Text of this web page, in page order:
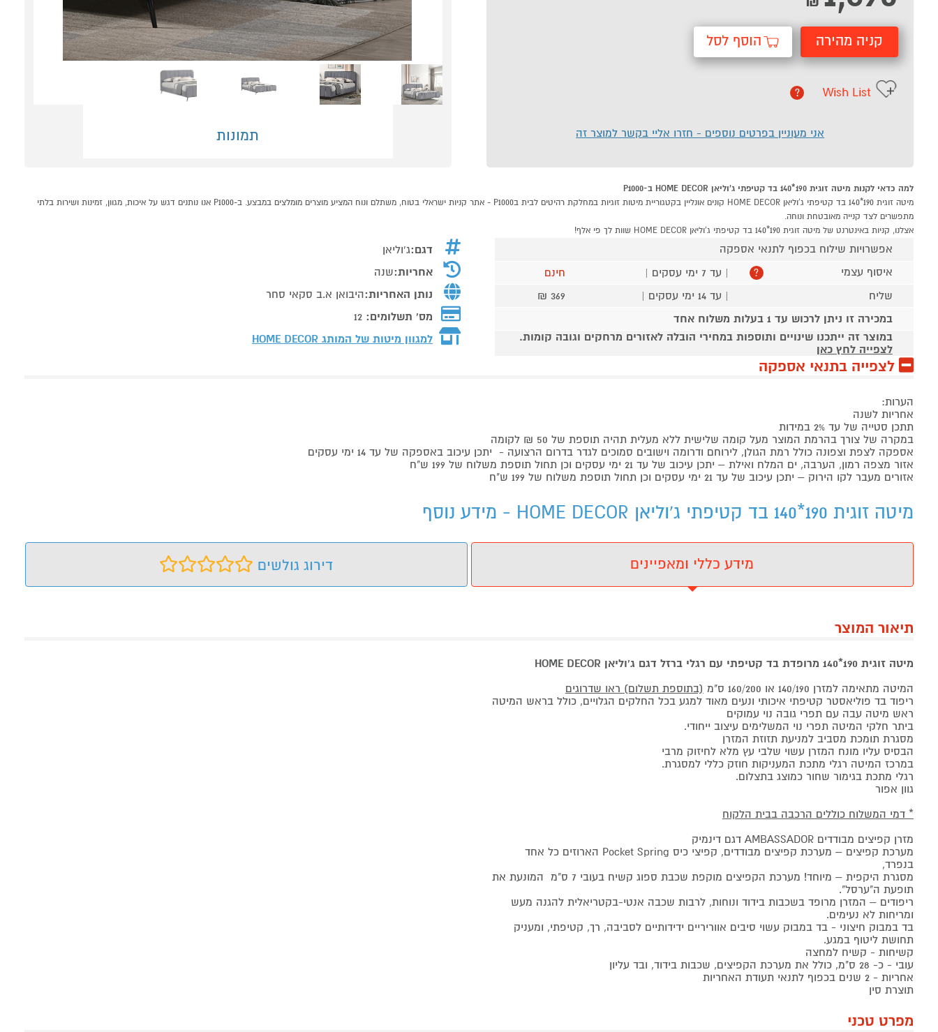
תמונות
קניה מהירה הוסף לסל
Wish List
?
אני מעוניין בפרטים נוספים - חזרו אליי בקשר למוצר זה
למה כדאי לקנות מיטה זוגית 190*140 בד קטיפתי ג'וליאן HOME DECOR ב-P1000
מיטה זוגית 190*140 בד קטיפתי ג'וליאן HOME DECOR קונים אונליין בקטגוריית מיטות זוגיות במחלקת רהיטים לבית בP1000 - אתר קניות ישראלי בטוח, משתלם ונוח המציע מוצרים מומלצים במבצע. ב-P1000 אנו נותנים דגש על איכות, מגוון, זמינות ושירות בלתי
מתפשרים לצד קנייה מאובטחת ונוחה.
אצלנו, קניות באינטרנט של מיטה זוגית 190*140 בד קטיפתי ג'וליאן HOME DECOR שוות לך פי אלף!
אפשרויות שילוח בכפוף לתנאי אספקה
איסוף עצמי
? | עד 7 ימי עסקים |
חינם
שליח
| עד 14 ימי עסקים |
369 ₪
במכירה זו ניתן לרכוש עד 1 בעלות משלוח אחד
במוצר זה ייתכנו שינויים ותוספות במחירי הובלה לאזורים מרחקים וגובה קומות.
לצפייה לחץ כאן
דגם:ג'וליאן
אחריות:שנה
נותן האחריות:היבואן א.ב סקאי סחר
מס' תשלומים: 12
למגוון מיטות של המותג HOME DECOR
לצפייה בתנאי אספקה
הערות:
אחריות לשנה
תתכן סטייה של עד 2% במידות
במקרה של צורך בהרמת המוצר מעל קומה שלישית ללא מעלית תהיה תוספת של 50 ₪ לקומה
אספקה לצפת וצפונה כולל רמת הגולן, לירוחם ודרומה וישובים סמוכים לגדר בדרום הרצועה - יתכן עיכוב באספקה של עד 14 ימי עסקים
אזור מצפה רמון, הערבה, ים המלח ואילת – יתכן עיכוב של עד 21 ימי עסקים וכן תחול תוספת משלוח של 199 ש"ח
אזורים מעבר לקו הירוק – יתכן עיכוב של עד 21 ימי עסקים וכן תחול תוספת משלוח של 199 ש"ח
מיטה זוגית 190*140 בד קטיפתי ג'וליאן HOME DECOR - מידע נוסף
מידע כללי ומאפיינים דירוג גולשים
תיאור המוצר
מיטה זוגית 190*140
מרופדת בד קטיפתי עם רגלי ברזל דגם ג'וליאן HOME DECOR
המיטה מתאימה למזרן 140/190 או 160/200 ס"מ
(בתוספת תשלום) ראו שדרוגים
ריפוד בד פוליאסטר קטיפתי איכותי ונעים מאוד למגע בכל החלקים הגלויים, כולל בראש המיטה
ראש מיטה עבה עם תפרי גובה נוי עמוקים
ביתר חלקי המיטה תפרי נוי המשלימים עיצוב ייחודי.
מסגרת תומכת מסביב למניעת תזוזת המזרן
הבסיס עליו מונח המזרן עשוי שלבי עץ מלא לחיזוק מרבי
במרכז המיטה רגלי מתכת המעניקות חוזק כללי למסגרת.
רגלי מתכת בגימור שחור כמוצג בתצלום.
גוון אפור
* דמי המשלוח כוללים הרכבה בבית הלקוח
מזרן קפיצים מבודדים AMBASSADOR דגם דינמיק
מערכת קפיצים – מערכת קפיצים מבודדים, קפיצי כיס Pocket Spring הארוזים כל אחד
בנפרד,
מסגרת היקפית – מיוחד! מערכת הקפיצים מוקפת שכבת ספוג קשיח בעובי 7 ס"מ המונעת את
תופעת ה"ערסל".
ריפודים – המזרן מרופד בשכבות בידוד ונוחות, לרבות שכבה אנטי-בקטריאלית להגנה מעש
ומריחות לא נעימים.
בד במבוק חיצוני - בד במבוק עשוי סיבים אווריריים ידידותיים לסביבה, רך, קטיפתי, ומעניק
תחושת ליטוף במגע.
קשיחות - קשיח למחצה
עובי - כ- 28 ס"מ, כולל את מערכת הקפיצים, שכבות בידוד, ובד עליון
אחריות - 2 שנים בכפוף לתנאי תעודת האחריות
תוצרת סין
מפרט טכני